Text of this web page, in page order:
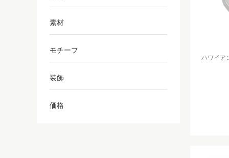
ハワイア
素材
モチーフ
装飾
価格